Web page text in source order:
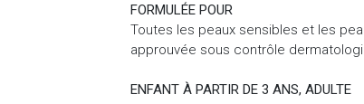
FORMULÉE POUR
Toutes les peaux sensibles et les
approuvée sous contrôle
ENFANT À PARTIR DE 3 ANS, ADULTE